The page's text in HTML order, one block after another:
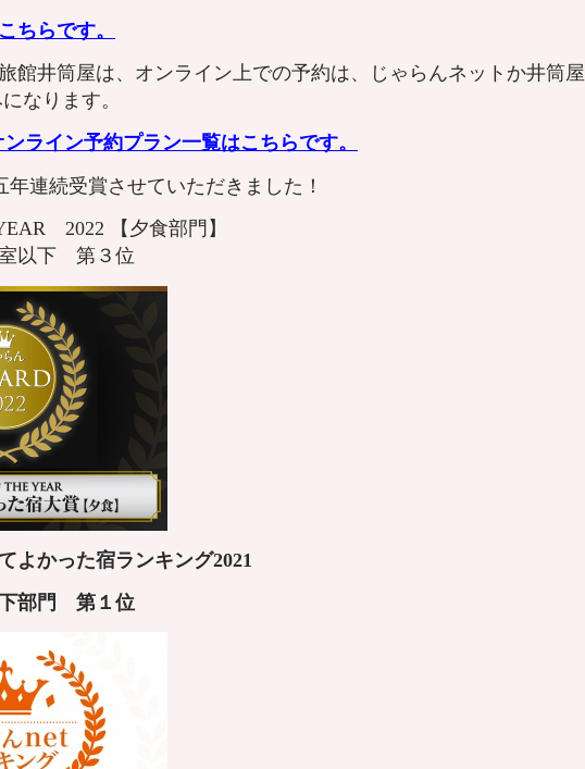
ちらです。
館井筒屋は、オンライン上での予約は、じゃらんネットか井筒屋
なります。
ライン予約プラン一覧はこちらです。
年連続受賞させていただきました！
2022 【夕食部門】
以下 第３位
よかった宿ランキング2021
部門 第１ 位